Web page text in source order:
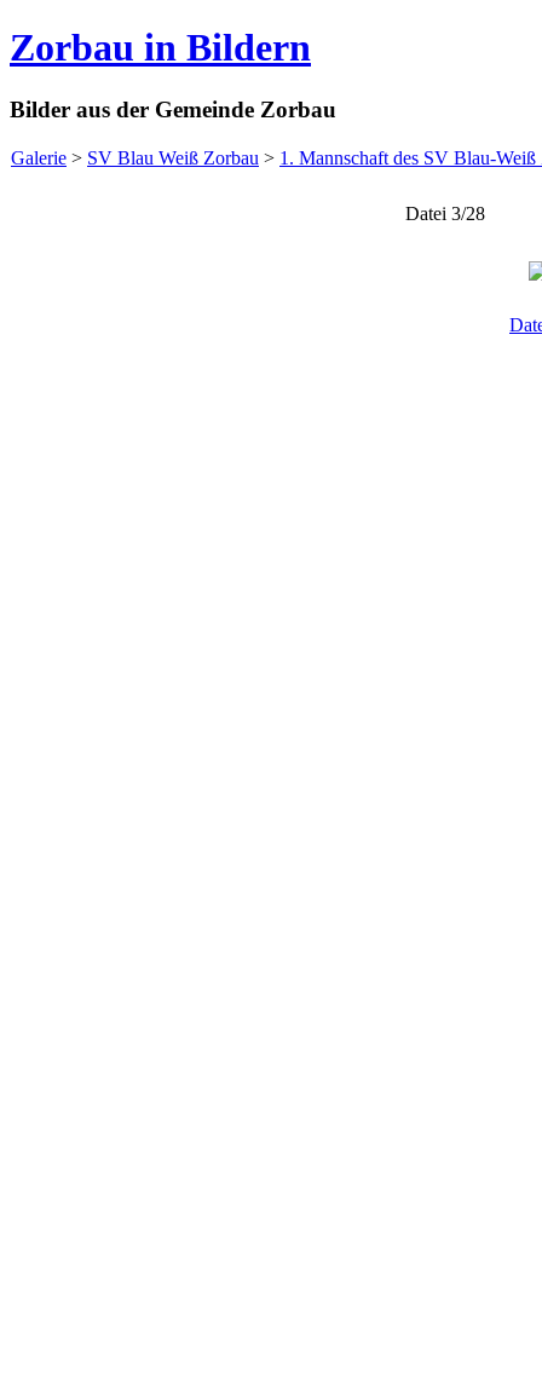
Zorbau in Bildern
Bilder aus der Gemeinde Zorbau
Galerie > SV Blau Weiß Zorbau > 1. Mannschaft des SV Blau-Weiß
Datei 3/28